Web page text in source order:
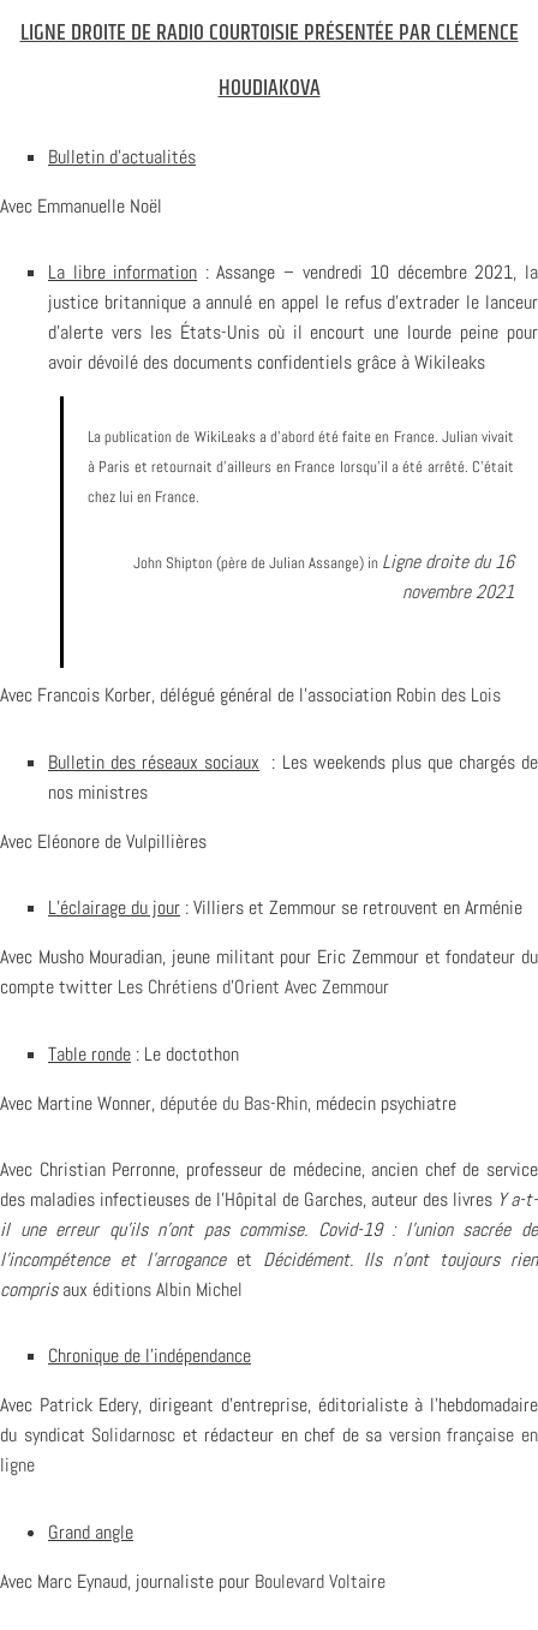
LIGNE DROITE DE RADIO COURTOISIE PRÉSENTÉE PAR CLÉMENCE
HOUDIAKOVA
Bulletin d’actualités
Avec Emmanuelle Noël
La libre information : Assange – vendredi 10 décembre 2021, la
justice britannique a annulé en appel le refus d’extrader le lanceur
d’alerte vers les États-Unis où il encourt une lourde peine pour
avoir dévoilé des documents confidentiels grâce à Wikileaks
La publication de WikiLeaks a d’abord été faite en France. Julian vivait
à Paris et retournait d’ailleurs en France lorsqu’il a été arrêté. C’était
chez lui en France.
John Shipton (père de Julian Assange) in Ligne droite du 16
novembre 2021
Avec Francois Korber, délégué général de l’association Robin des Lois
Bulletin des réseaux sociaux : Les weekends plus que chargés de
nos ministres
Avec Eléonore de Vulpillières
L’éclairage du jour : Villiers et Zemmour se retrouvent en Arménie
Avec Musho Mouradian, jeune militant pour Eric Zemmour et fondateur du
compte twitter Les Chrétiens d’Orient Avec Zemmour
Table ronde : Le doctothon
Avec Martine Wonner, députée du Bas-Rhin, médecin psychiatre
Avec Christian Perronne, professeur de médecine, ancien chef de service
des maladies infectieuses de l’Hôpital de Garches, auteur des livres Y a-t-
il une erreur qu’ils n’ont pas commise. Covid-19 : l’union sacrée de
l’incompétence et l’arroganceet Décidément. Ils n’ont toujours rien
comprisaux éditions Albin Michel
Chronique de l’indépendance
Avec Patrick Edery, dirigeant d’entreprise, éditorialiste à l’hebdomadaire
du syndicat Solidarnosc et rédacteur en chef de sa version française en
ligne
Grand angle
Avec Marc Eynaud, journaliste pour Boulevard Voltaire